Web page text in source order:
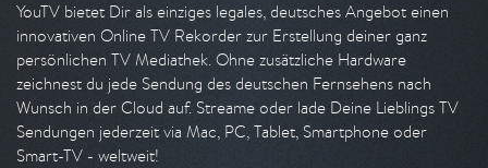
YouTV bietet Dir als einziges legales, deutsches Angebot einen
innovativen Online TV Rekorder zur Erstellung deiner ganz
persönlichen TV Mediathek. Ohne zusätzliche Hardware
zeichnest du jede Sendung des deutschen Fernsehens nach
Wunsch in der Cloud auf. Streame oder lade Deine Lieblings TV
Sendungen jederzeit via Mac, PC, Tablet, Smartphone oder
Smart-TV - weltweit!